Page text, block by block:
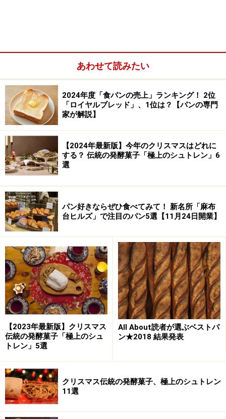
4.食事のTartine、デザートのTartine
1/ 2/3/4 次へ>>
※記事内容は執筆時点のものです。最新の内容をご確認くださ
い。
※メニューや料金などのデータは、取材時または記事公開時点で
の内容です。
あわせて読みたい
2024年度「食パンの売上」ランキング！ 2位
「ロイヤルブレッド」、1位は？【パンの専門
家が解説】
【2024年最新版】今年のクリスマスはどれに
する？ 伝統の発酵菓子「極上のシュトレン」6
選
パン好きならぜひ食べてみて！ 新名所「麻布
台ヒルズ」で注目のパン5選【11月24日開業】
【2023年最新版】クリスマス
伝統の発酵菓子「極上のシュ
トレン」5選
All About読者が選ぶベストパ
ン★2018 結果発表
クリスマス伝統の発酵菓子、極上のシュトレン
11選